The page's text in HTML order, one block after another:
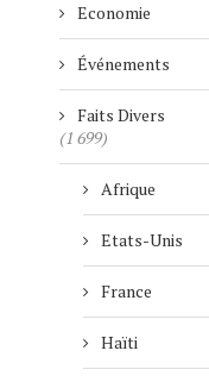
Economie
Événements
Faits Divers
(1 699)
Afrique
Etats-Unis
France
Haïti